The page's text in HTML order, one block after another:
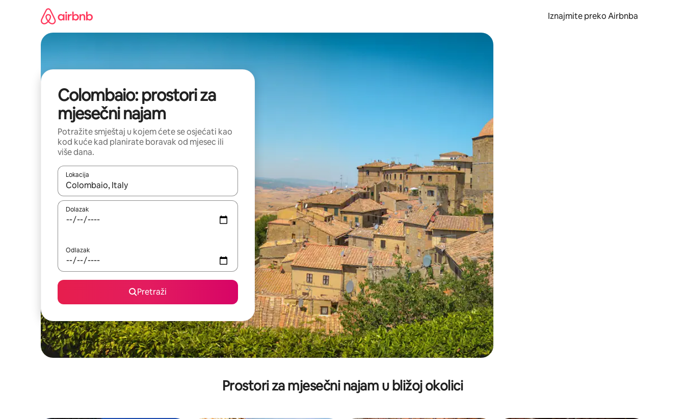
Iznajmite preko Airbnba
Colombaio: prostori za
mjesečni najam
Potražite smještaj u kojem ćete se osjećati kao
kod kuće kad planirate boravak od mjesec ili
više dana.
Lokacija
Kada budu dostupni rezultati, moći ćete ih pregledati koristeći se strelicama prema gore i prema dolje, kao i dodirom ili prelaskom prstom po zaslonu.
Dolazak
Odlazak
Pretraži
Prostori za mjesečni najam u bližoj okolici